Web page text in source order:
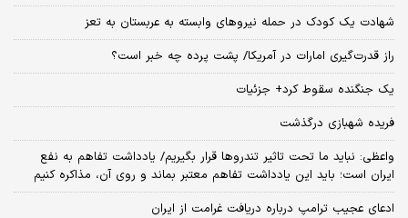
شهادت یک کودک در حمله نیروهای وابسته به عربستان به تعز
راز قدرت‌گیری امارات در آمریکا/ پشت پرده چه خبر است؟
یک جنگنده سقوط کرد+ جزئیات
فریده شهبازی درگذشت
واعظی: نباید ما تحت تاثیر تندروها قرار بگیریم/ یادداشت تفاهم به نفع
ایران است؛ باید این یادداشت تفاهم معتبر بماند و روی آن، مذاکره کنیم
ادعای عجیب ترامپ درباره دریافت غرامت از ایران